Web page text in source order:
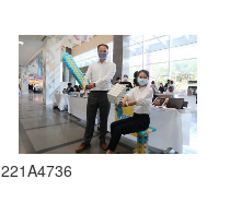
221A4736